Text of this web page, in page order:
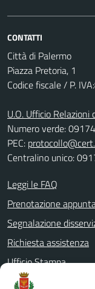
CONTATTI
Città di Palermo
Piazza Pretoria, 1
Codice fiscale / P.
U.O. Ufficio Relazioni
Numero verde:
PEC:
Centralino unico:
Leggi le FAQ
Prenotazione
Segnalazione
Richiesta assistenza
Ufficio Stampa
Amministrazione